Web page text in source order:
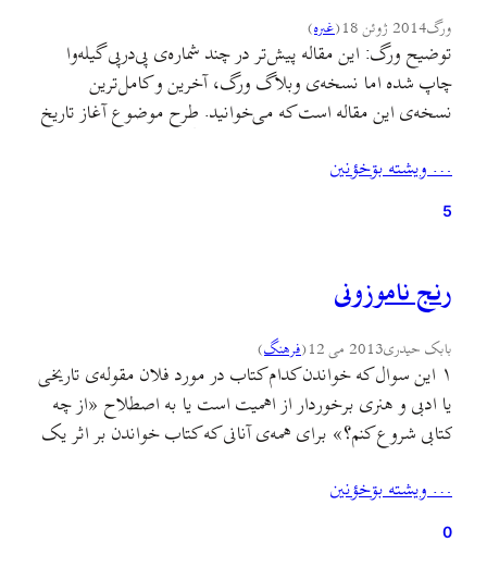
ورگ2014 ژوئن 18 (غىره)
توضیح ورگ: این مقاله پیش‌تر در چند شماره‌ی پی‌درپی گیله‌وا
چاپ شده اما نسخه‌ی وبلاگ ورگ، آخرین و کامل‌ترین
نسخه‌ی این مقاله است که می‌خوانید. طرح موضوع آغاز تاریخ
اولی آغاز پویش های فرهنگی هنوز هم یکی از ابهاماتی است که
تا…
… ويشته بۊخؤنين
5
رنج ناموزونی
بابک حیدری2013 می 12 (فرهنگ)
۱ این سوال که خواندن کدام کتاب در مورد فلان مقوله‌ی تاریخی
یا ادبی و هنری برخوردار از اهمیت است یا به اصطلاح «از چه
کتابی شروع کنم؟» برای همه‌ی آنانی که کتاب خواندن بر اثر یک
می‌شود تجربه‌ای آشناست.همچنین طرح این پرسش برای
بزرگ‌ترها و…
… ويشته بۊخؤنين
0